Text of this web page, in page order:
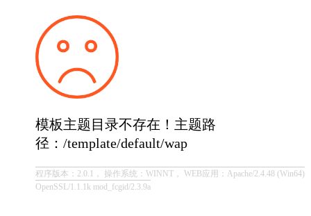
模板主题目录不存在！主题路
径：/template/default/wap
程序版本：2.0.1， 操作系统：WINNT， WEB应用：Apache/2.4.48 (Win64)
OpenSSL/1.1.1k mod_fcgid/2.3.9a